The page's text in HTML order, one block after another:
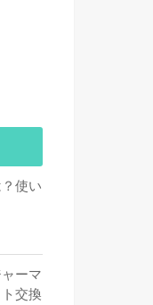
使い
ーマ
交換